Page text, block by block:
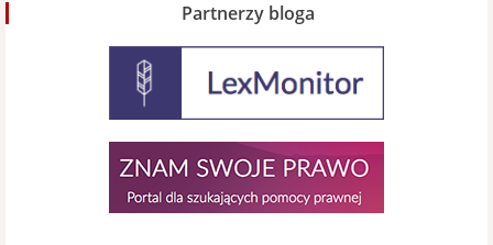
Partnerzy bloga